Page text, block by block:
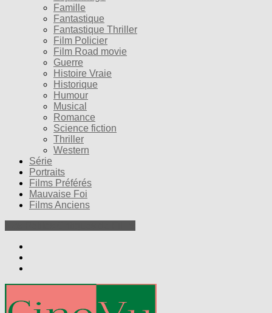
Famille
Fantastique
Fantastique Thriller
Film Policier
Film Road movie
Guerre
Histoire Vraie
Historique
Humour
Musical
Romance
Science fiction
Thriller
Western
Série
Portraits
Films Préférés
Mauvaise Foi
Films Anciens